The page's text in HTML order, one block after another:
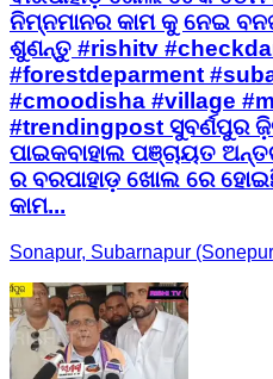
ନିମ୍ନମାନର କାମ କୁ ନେଇ
ଶୁଣନ୍ତୁ #rishitv
#forestdeparment
#cmoodisha #village
#trendingpost ସୁବର୍ଣପୁର
ପାଇକବାହାଲ ପଞ୍ଚାୟତ
ର ବରପାହାଡ଼ ଖୋଲ ରେ
କାମ...
Sonapur, Subarnapur